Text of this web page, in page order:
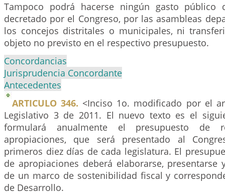
Tampoco podrá hacerse ningún gasto público
decretado por el Congreso, por las asambleas
los concejos distritales o municipales, ni
objeto no previsto en el respectivo presupuesto.
Concordancias
Jurisprudencia Concordante
Antecedentes
ARTICULO 346. <Inciso 1o. modificado por el
Legislativo 3 de 2011. El nuevo texto es el
formulará anualmente el presupuesto
apropiaciones, que será presentado al
primeros diez días de cada legislatura. El
de apropiaciones deberá elaborarse, presentarse
de un marco de sostenibilidad fiscal y
de Desarrollo.